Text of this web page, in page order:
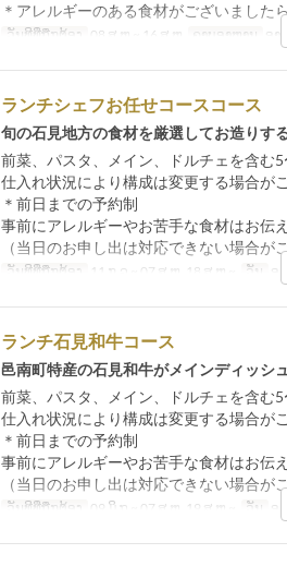
＊アレルギーのある食材がございました
ວັນທີທີ່ຖືກຕ້ອງ 08 ສ.ຫ ~ 16 ສ.ຫ ຄາບອາຫານ ອາ
ランチシェフお任せコースコース
旬の石見地方の食材を厳選してお造りす
前菜、パスタ、メイン、ドルチェを含む
仕入れ状況により構成は変更する場合が
＊前日までの予約制
事前にアレルギーやお苦手な食材はお伝え
（当日のお申し出は対応できない場合が
ວັນທີທີ່ຖືກຕ້ອງ 11 ກ.ລ ~ 07 ສ.ຫ, 18 ສ.ຫ ~ ວັນ ອ
ランチ石見和牛コース
邑南町特産の石見和牛がメインディッシュ
前菜、パスタ、メイン、ドルチェを含む
仕入れ状況により構成は変更する場合が
＊前日までの予約制
事前にアレルギーやお苦手な食材はお伝え
（当日のお申し出は対応できない場合が
ວັນທີທີ່ຖືກຕ້ອງ 09 ມິ.ຖ ~ 07 ສ.ຫ, 19 ສ.ຫ ~ ວັນ ອ